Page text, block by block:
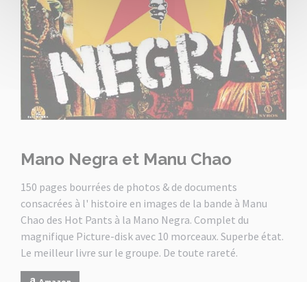
Mano Negra et Manu Chao
150 pages bourrées de photos & de documents
consacrées à l' histoire en images de la bande à Manu
Chao des Hot Pants à la Mano Negra. Complet du
magnifique Picture-disk avec 10 morceaux. Superbe état.
Le meilleur livre sur le groupe. De toute rareté.